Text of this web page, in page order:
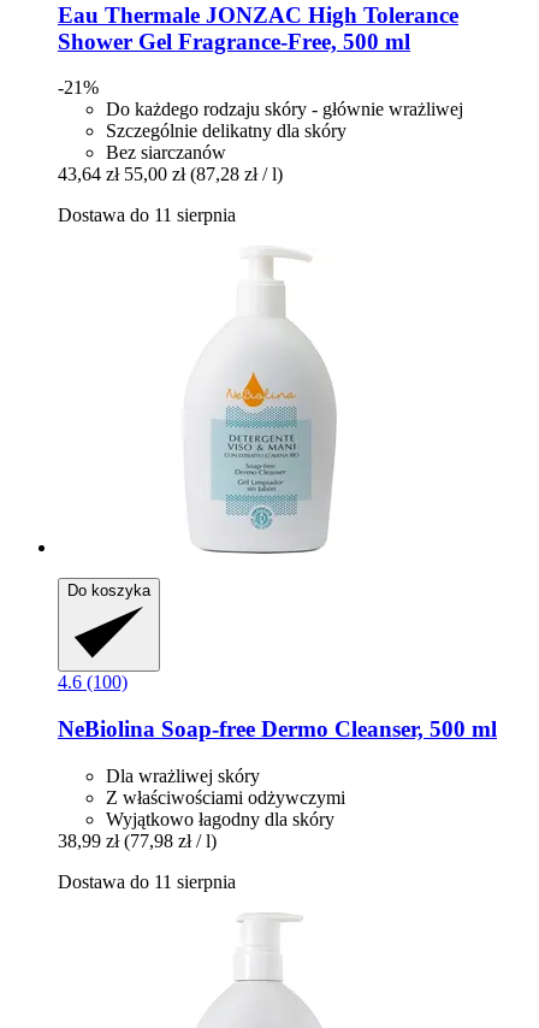
Eau Thermale JONZAC High Tolerance
Shower Gel Fragrance-​Free, 500 ml
-21%
Do każdego rodzaju skóry - głównie wrażliwej
Szczególnie delikatny dla skóry
Bez siarczanów
43,64 zł 55,00 zł (87,28 zł / l)
Dostawa do 11 sierpnia
Do koszyka
4.6 (100)
NeBiolina Soap-​free Dermo Cleanser, 500 ml
Dla wrażliwej skóry
Z właściwościami odżywczymi
Wyjątkowo łagodny dla skóry
38,99 zł (77,98 zł / l)
Dostawa do 11 sierpnia